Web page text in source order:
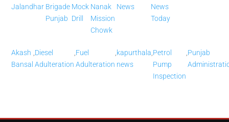
Jalandhar Brigade
Punjab
Mock
Drill
Nanak
Mission
Chowk
News
News
Today
Akash
Bansal
Diesel
Adulteration
Fuel
Adulteration
kapurthala
news
Petrol
Pump
Inspection
Punjab